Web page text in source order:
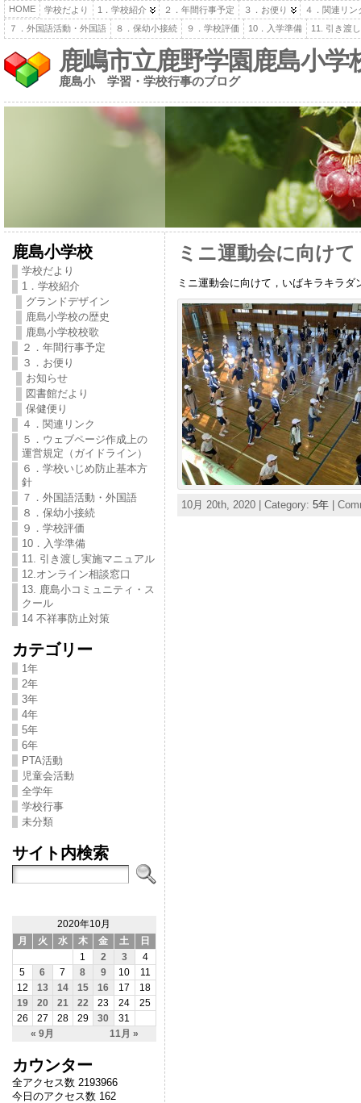
HOME 学校だより 1．学校紹介 ２．年間行事予定 ３．お便り
４．関連リン
７．外国語活動・外国語
８．保幼小接続 ９．学校評価 10．入学準備 11. 引き渡
鹿嶋市立鹿野学園鹿島小学
鹿島小 学習・学校行事のブログ
鹿島小学校
学校だより
1．学校紹介
グランドデザイン
鹿島小学校の歴史
鹿島小学校校歌
２．年間行事予定
３．お便り
お知らせ
図書館だより
保健便り
４．関連リンク
５．ウェブページ作成上の
運営規定（ガイドライン）
６．学校いじめ防止基本方
針
７．外国語活動・外国語
８．保幼小接続
９．学校評価
10．入学準備
11. 引き渡し実施マニュアル
12.オンライン相談窓口
13. 鹿島小コミュニティ・ス
クール
14 不祥事防止対策
カテゴリー
1年
2年
3年
4年
5年
6年
PTA活動
児童会活動
全学年
学校行事
未分類
サイト内検索
2020年10月
月
火 水 木 金 土 日
« 9月 11月 »
1 2 3
4
5
6 7 8 9 10
11
12
13 14 15 16 17
18
19
20 21 22 23 24
25
26
27 28 29 30 31
カウンター
全アクセス数 2193966
今日のアクセス数 162
ミニ運動会に向け
ミニ運動会に向けて，いばキラキラ
10月 20th, 2020 | Category: 5年|